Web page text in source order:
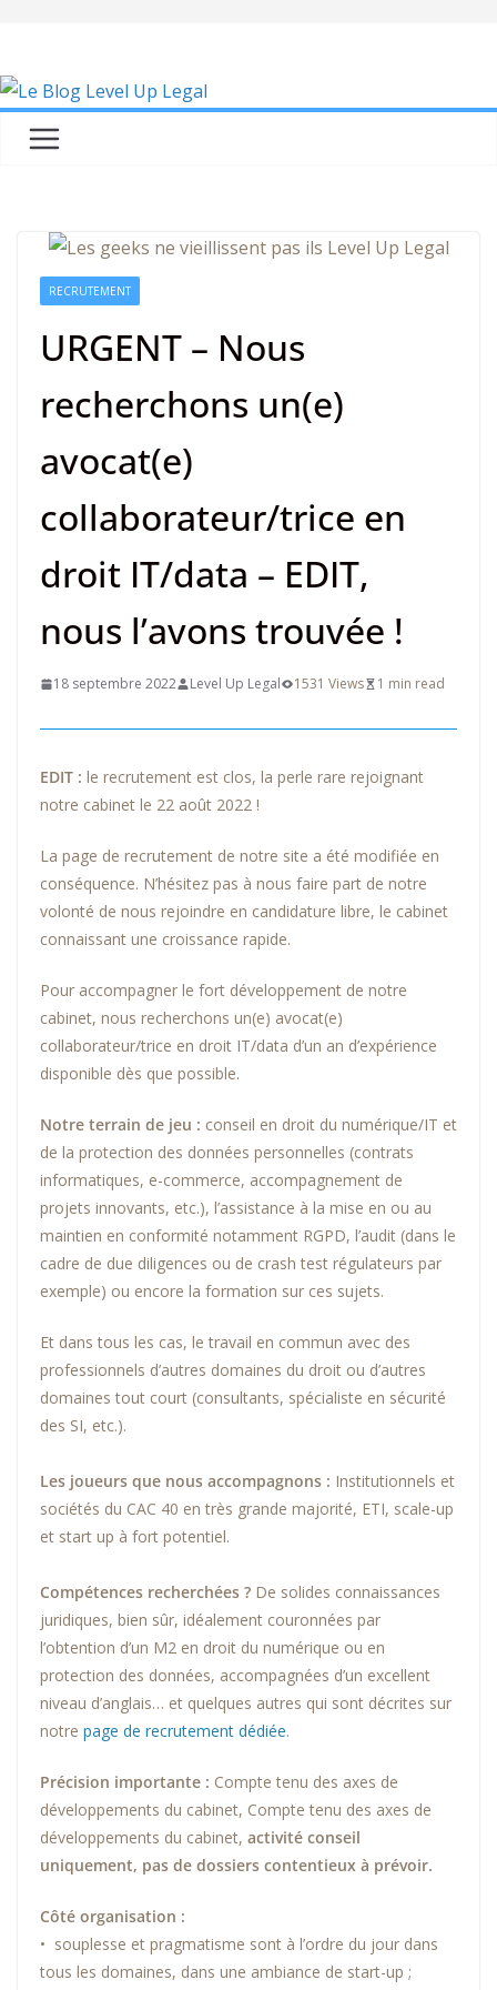
content
RECRUTEMENT
URGENT – Nous
recherchons un(e)
avocat(e)
collaborateur/trice en
droit IT/data – EDIT,
nous l’avons trouvée !
18 septembre 2022 Level Up Legal 1531 Views 1 min read
EDIT : le recrutement est clos, la perle rare rejoignant
notre cabinet le 22 août 2022 !
La page de recrutement de notre site a été modifiée en
conséquence. N’hésitez pas à nous faire part de notre
volonté de nous rejoindre en candidature libre, le cabinet
connaissant une croissance rapide.
Pour accompagner le fort développement de notre
cabinet, nous recherchons un(e) avocat(e)
collaborateur/trice en droit IT/data d’un an d’expérience
disponible dès que possible.
Notre terrain de jeu : conseil en droit du numérique/IT et
de la protection des données personnelles (contrats
informatiques, e-commerce, accompagnement de
projets innovants, etc.), l’assistance à la mise en ou au
maintien en conformité notamment RGPD, l’audit (dans le
cadre de due diligences ou de crash test régulateurs par
exemple) ou encore la formation sur ces sujets.
Et dans tous les cas, le travail en commun avec des
professionnels d’autres domaines du droit ou d’autres
domaines tout court (consultants, spécialiste en sécurité
des SI, etc.).
Les joueurs que nous accompagnons : Institutionnels et
sociétés du CAC 40 en très grande majorité, ETI, scale-up
et start up à fort potentiel.
Compétences recherchées ? De solides connaissances
juridiques, bien sûr, idéalement couronnées par
l’obtention d’un M2 en droit du numérique ou en
protection des données, accompagnées d’un excellent
niveau d’anglais… et quelques autres qui sont décrites sur
notre page de recrutement dédiée.
Précision importante : Compte tenu des axes de
développements du cabinet, Compte tenu des axes de
développements du cabinet, activité conseil
uniquement, pas de dossiers contentieux à prévoir.
Côté organisation :
• souplesse et pragmatisme sont à l’ordre du jour dans
tous les domaines, dans une ambiance de start-up ;